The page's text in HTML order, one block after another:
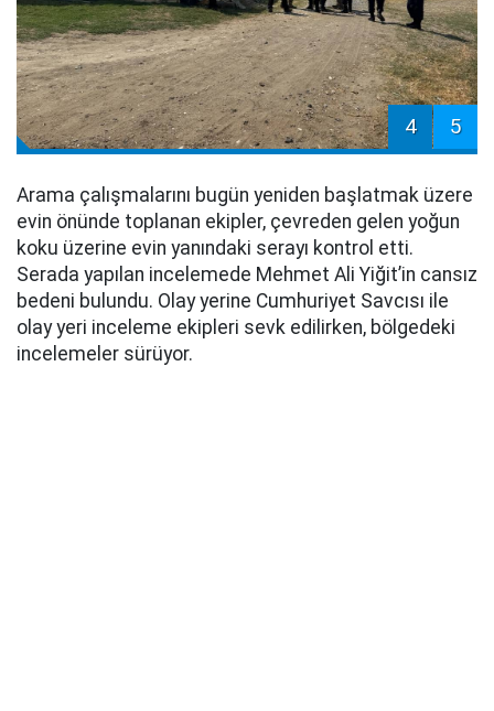
4 5
Arama çalışmalarını bugün yeniden başlatmak üzere
evin önünde toplanan ekipler, çevreden gelen yoğun
koku üzerine evin yanındaki serayı kontrol etti.
Serada yapılan incelemede Mehmet Ali Yiğit’in cansız
bedeni bulundu. Olay yerine Cumhuriyet Savcısı ile
olay yeri inceleme ekipleri sevk edilirken, bölgedeki
incelemeler sürüyor.